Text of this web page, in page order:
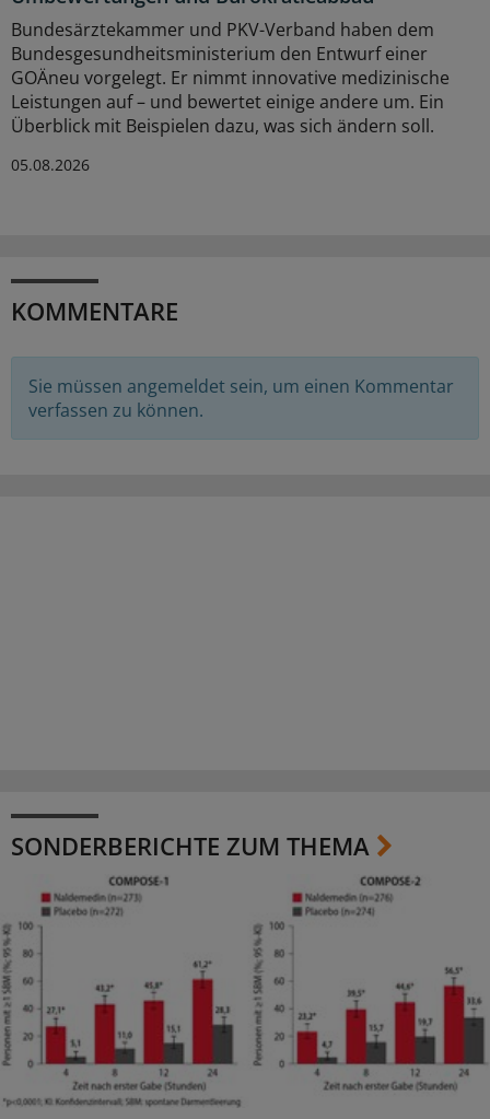
Bundesärztekammer und PKV-Verband haben dem
Bundesgesundheitsministerium den Entwurf einer
GOÄneu vorgelegt. Er nimmt innovative medizinische
Leistungen auf – und bewertet einige andere um. Ein
Überblick mit Beispielen dazu, was sich ändern soll.
05.08.2026
KOMMENTARE
Sie müssen angemeldet sein, um einen Kommentar
verfassen zu können.
SONDERBERICHTE ZUM THEMA